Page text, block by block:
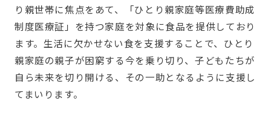
り親世帯に焦点をあて、「ひとり親家庭等医療費助成
制度医療証」を持つ家庭を対象に食品を提供しており
ます。生活に欠かせない食を支援することで、ひとり
親家庭の親子が困窮する今を乗り切り、子どもたちが
自ら未来を切り開ける、その一助となるように支援し
てまいります。